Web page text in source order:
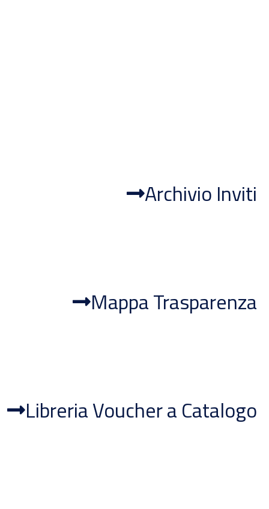
Archivio Inviti
Mappa Trasparenza
Libreria Voucher a Catalogo